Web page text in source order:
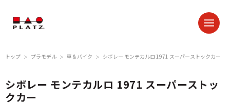
トップ ＞ プラモデル ＞ 車 & バイク ＞ シボレー モンテカルロ 1971 スーパーストックカー
シボレー モンテカルロ 1971 スーパーストッ
クカー